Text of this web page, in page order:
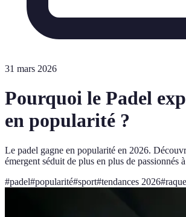
31 mars 2026
Pourquoi le Padel
en popularité ?
Le padel gagne en popularité en 2026.
émergent séduit de plus en plus de passionnés
#padel#popularité#sport#tendances 2026#